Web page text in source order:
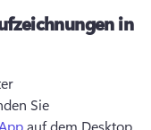
in
Sie